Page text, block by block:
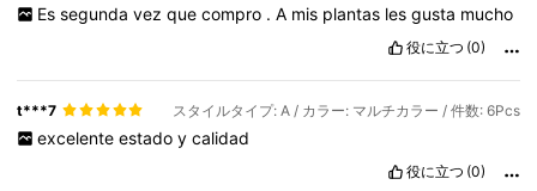
Es segunda vez que compro . A mis plantas les gusta mucho
役に立つ (0)
t***7 スタイルタイプ: A / カラー: マルチカラー / 件数: 6Pcs
excelente estado y calidad
役に立つ (0)